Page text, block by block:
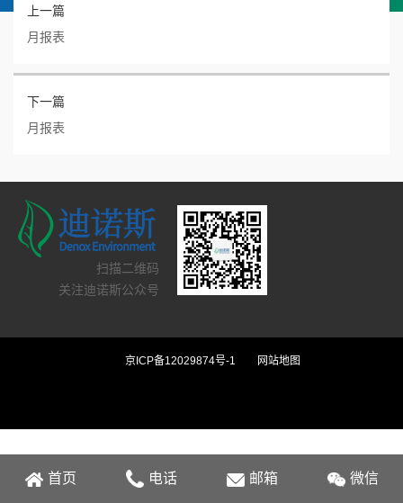
上一篇
月报表
下一篇
月报表
扫描二维码
关注迪诺斯公众号
京ICP备12029874号-1 网站地图
首页 电话 邮箱 微信